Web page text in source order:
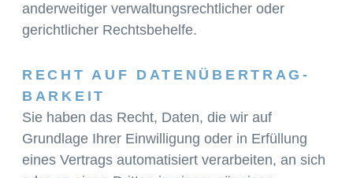
anderweitiger verwaltungsrechtlicher oder
gerichtlicher Rechtsbehelfe.
RECHT AUF DATEN­ÜBERTRAG­
BARKEIT
Sie haben das Recht, Daten, die wir auf
Grundlage Ihrer Einwilligung oder in Erfüllung
eines Vertrags automatisiert verarbeiten, an sich